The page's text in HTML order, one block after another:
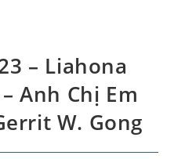
– Liahona
Anh Chị Em
W. Gong